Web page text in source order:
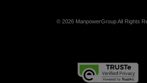
© 2026 ManpowerGroup All Rights